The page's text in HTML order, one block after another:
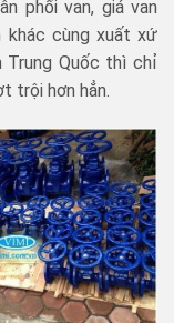
phối van, giá van
khác cùng xuất xứ
Trung Quốc thì chỉ
trội hơn hẳn.